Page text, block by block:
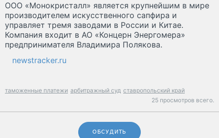
ООО «Монокристалл» является крупнейшим в мире
производителем искусственного сапфира и
управляет тремя заводами в России и Китае.
Компания входит в АО «Концерн Энергомера»
предпринимателя Владимира Полякова.
newstracker.ru
таможенные платежи арбитражный суд ставропольский край
25 просмотров всего.
ОБСУДИТЬ